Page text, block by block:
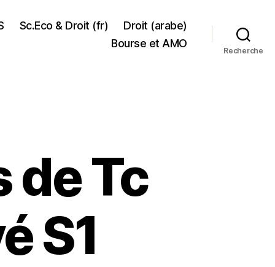
Sc.Eco & Droit (fr)
Droit (arabe)
Bourse et AMO
Recherche
de Tc
S1